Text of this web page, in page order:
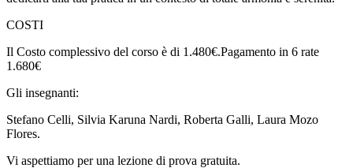
COSTI
Il Costo complessivo del corso è di 1.480€.Pagamento in 6 rate
1.680€
Gli insegnanti:
Stefano Celli, Silvia Karuna Nardi, Roberta Galli, Laura Mozo
Flores.
Vi aspettiamo per una lezione di prova gratuita.